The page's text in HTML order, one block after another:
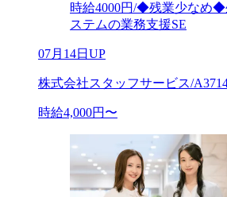
時給4000円/◆残業少なめ◆
ステムの業務支援SE
07月14日UP
株式会社スタッフサービス/
時給4,000円〜